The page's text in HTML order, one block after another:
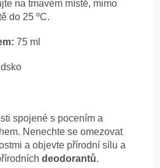
na tmavém místě, mimo
do 25 ºC.
75 ml
spojené s pocením a
Nenechte se omezovat
a objevte přírodní sílu a
deodorantů.